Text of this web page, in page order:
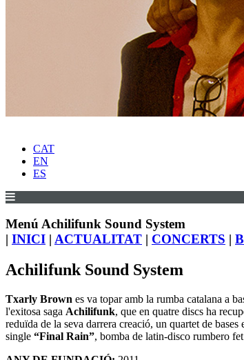
CAT
EN
ES
Menú Achilifunk Sound System
| INICI | ACTUALITAT | CONCERTS |
Achilifunk Sound System
Txarly Brown es va topar amb la rumba catalana a
l'exitosa saga Achilifunk, que en quatre discs ha
reduïda de la seva darrera creació, un quartet de
single “Final Rain”, bomba de latin-disco rumbero